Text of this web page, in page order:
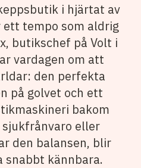
i hjärtat av
tempo som aldrig
butikschef på Volt i
vardagen om att
den perfekta
på golvet och ett
bakom
eller
den balansen, blir
snabbt kännbara.